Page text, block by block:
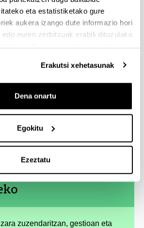
eta estatistiketako gure
aukera izango dute informazio hori
euren zerbitzuak erabili dituzulako
informazio batekin uztartzeko.
Erakutsi xehetasunak
Dena onartu
Egokitu
Ezeztatu
hau
zuzendaritzan, gestioan eta